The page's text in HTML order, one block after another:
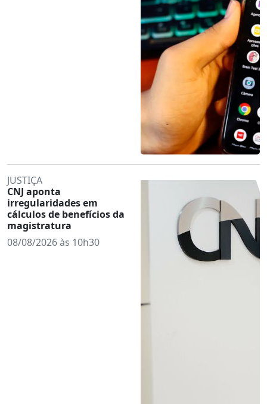
JUSTIÇA
CNJ aponta
irregularidades em
cálculos de benefícios da
magistratura
08/08/2026 às 10h30